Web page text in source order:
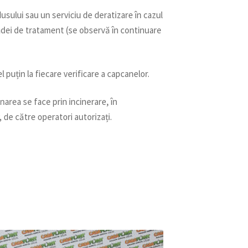
sau un serviciu de deratizare în cazul
de tratament (se observă în continuare
la fiecare verificare a capcanelor.
se face prin incinerare, în
de către operatori autorizați.